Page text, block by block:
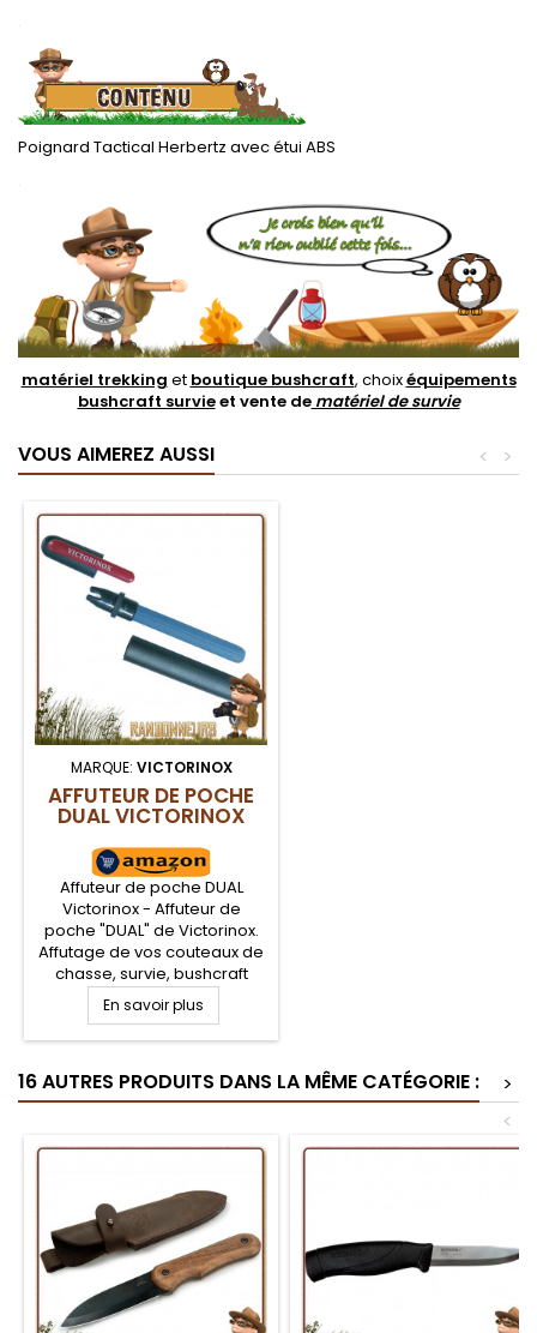
.
Poignard Tactical Herbertz avec étui ABS
.
matériel trekking et boutique bushcraft, choixéquipements
bushcraft survieet vente dematériel de survie
VOUS AIMEREZ AUSSI >
<
MARQUE: VICTORINOX
AFFUTEUR DE POCHE
DUAL VICTORINOX
Affuteur de poche DUAL
Victorinox - Affuteur de
poche "DUAL" de Victorinox.
Affutage de vos couteaux de
chasse, survie, bushcraft
avec cet affuteur de poche
en pierre et céramique. Idéal
pour l'affutage de la lame de
poignard. Compact et léger,
en étui de la taille d'un stylo
En savoir plus
16 AUTRES PRODUITS DANS LA MÊME CATÉGORIE :
>
<